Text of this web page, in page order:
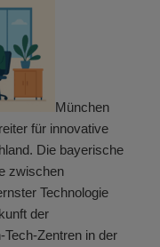
München
für innovative
Die bayerische
zwischen
Technologie
der
Zentren in der